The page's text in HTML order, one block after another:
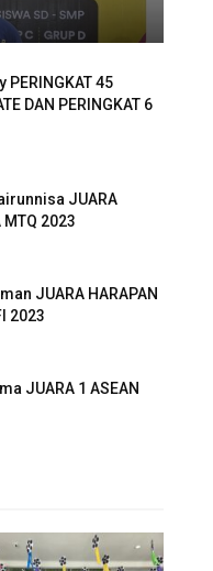
PERINGKAT 45
DAN PERINGKAT 6
JUARA
MTQ 2023
JUARA HARAPAN
2023
JUARA 1 ASEAN